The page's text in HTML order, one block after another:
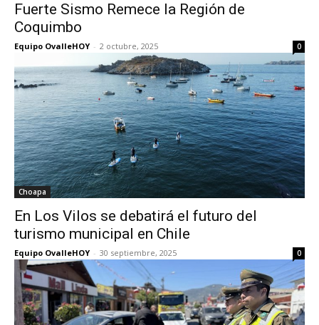
Fuerte Sismo Remece la Región de
Coquimbo​
Equipo OvalleHOY - 2 octubre, 2025 0
Choapa
En Los Vilos se debatirá el futuro del
turismo municipal en Chile
Equipo OvalleHOY - 30 septiembre, 2025 0